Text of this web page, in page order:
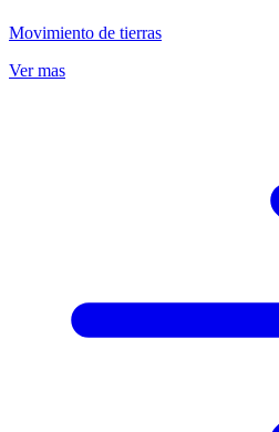
Movimiento de tierras
Ver mas